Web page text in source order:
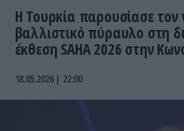
Η Τουρκία παρουσίασε τον
βαλλιστικό πύραυλο στη
έκθεση SAHA 2026 στην
18.05.2026 | 22:00